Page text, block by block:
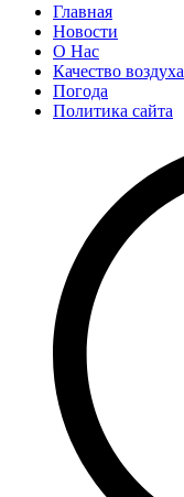
Главная
Новости
О Нас
Качество воздуха
Погода
Политика сайта